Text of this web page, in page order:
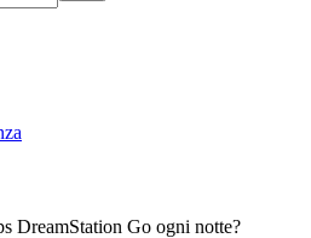
DreamStation Go ogni notte?